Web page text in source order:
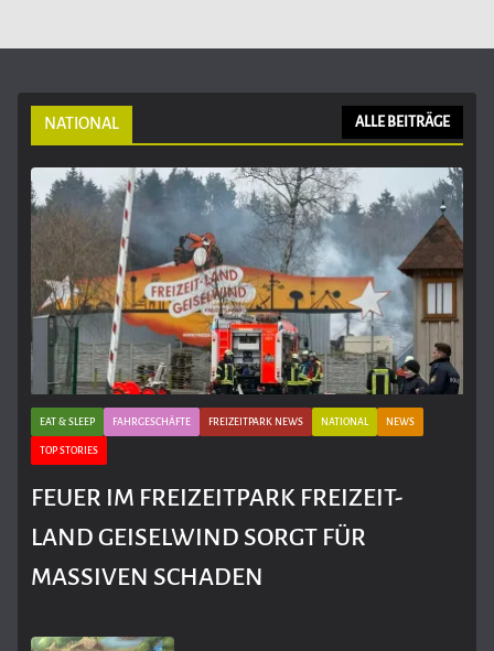
NATIONAL ALLE BEITRÄGE
EAT & SLEEP FAHRGESCHÄFTE FREIZEITPARK NEWS NATIONAL NEWS
TOP STORIES
FEUER IM FREIZEITPARK FREIZEIT-
LAND GEISELWIND SORGT FÜR
MASSIVEN SCHADEN